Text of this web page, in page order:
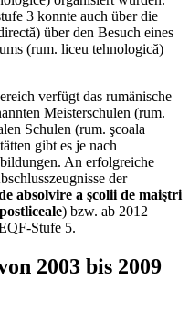
3 konnte auch über die
über den Besuch eines
(rum. liceu tehnologică)
verfügt das rumänische
Meisterschulen (rum.
Schulen (rum. şcoala
gibt es je nach
An erfolgreiche
der
absolvire a şcolii de maiştri
) bzw. ab 2012
Stufe 5.
2003 bis 2009